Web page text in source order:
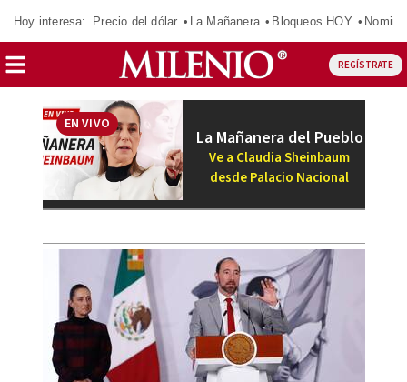
Hoy interesa: Precio del dólar La Mañanera Bloqueos HOY
REGÍSTRATE
La Mañanera del Pueblo
Ve a Claudia Sheinbaum
desde Palacio Nacional
EN VIVO